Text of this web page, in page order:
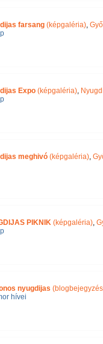
farsang (képgaléria),
Expo (képgaléria),
meghivó (képgaléria),
PIKNIK (képgaléria),
nyugdijas
hívei